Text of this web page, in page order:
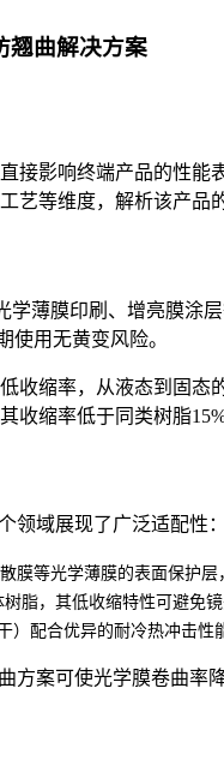
翘曲解决方案
接影响终端产品的性
艺等维度，解析该产品
学薄膜印刷、增亮膜
使用无黄变风险。
收缩率，从液态到固
收缩率低于同类树脂
领域展现了广泛适配性：
膜等光学薄膜的表面保护
脂，其低收缩特性可避免
）配合优异的耐冷热冲击性
方案可使光学膜卷曲率